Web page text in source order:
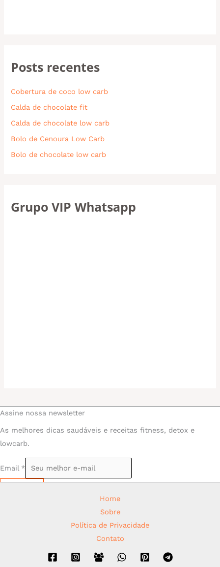
Posts recentes
Cobertura de coco low carb
Calda de chocolate fit
Calda de chocolate low carb
Bolo de Cenoura Low Carb
Bolo de chocolate low carb
Grupo VIP Whatsapp
Assine nossa newsletter
As melhores dicas saudáveis e receitas fitness, detox e
lowcarb.
Email *
Home
Sobre
Política de Privacidade
Contato